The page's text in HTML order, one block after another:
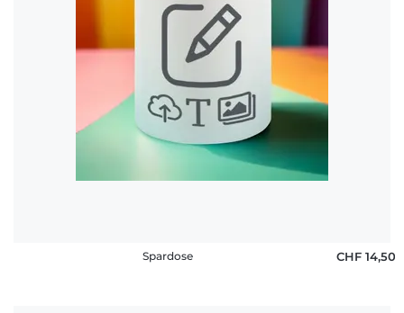
Spardose CHF 14,50